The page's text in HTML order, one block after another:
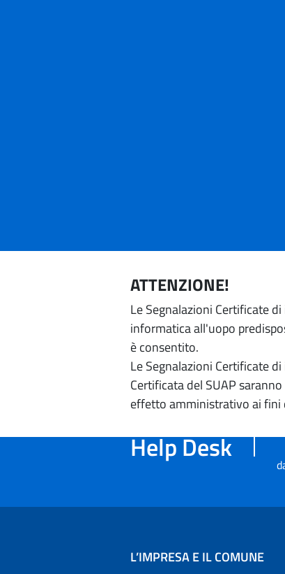
ATTENZIONE!
Le Segnalazioni Certificate
informatica all'uopo
è consentito.
Le Segnalazioni Certificate
Certificata del SUAP
effetto amministrativo ai
Help Desk
L’IMPRESA E IL COMUNE